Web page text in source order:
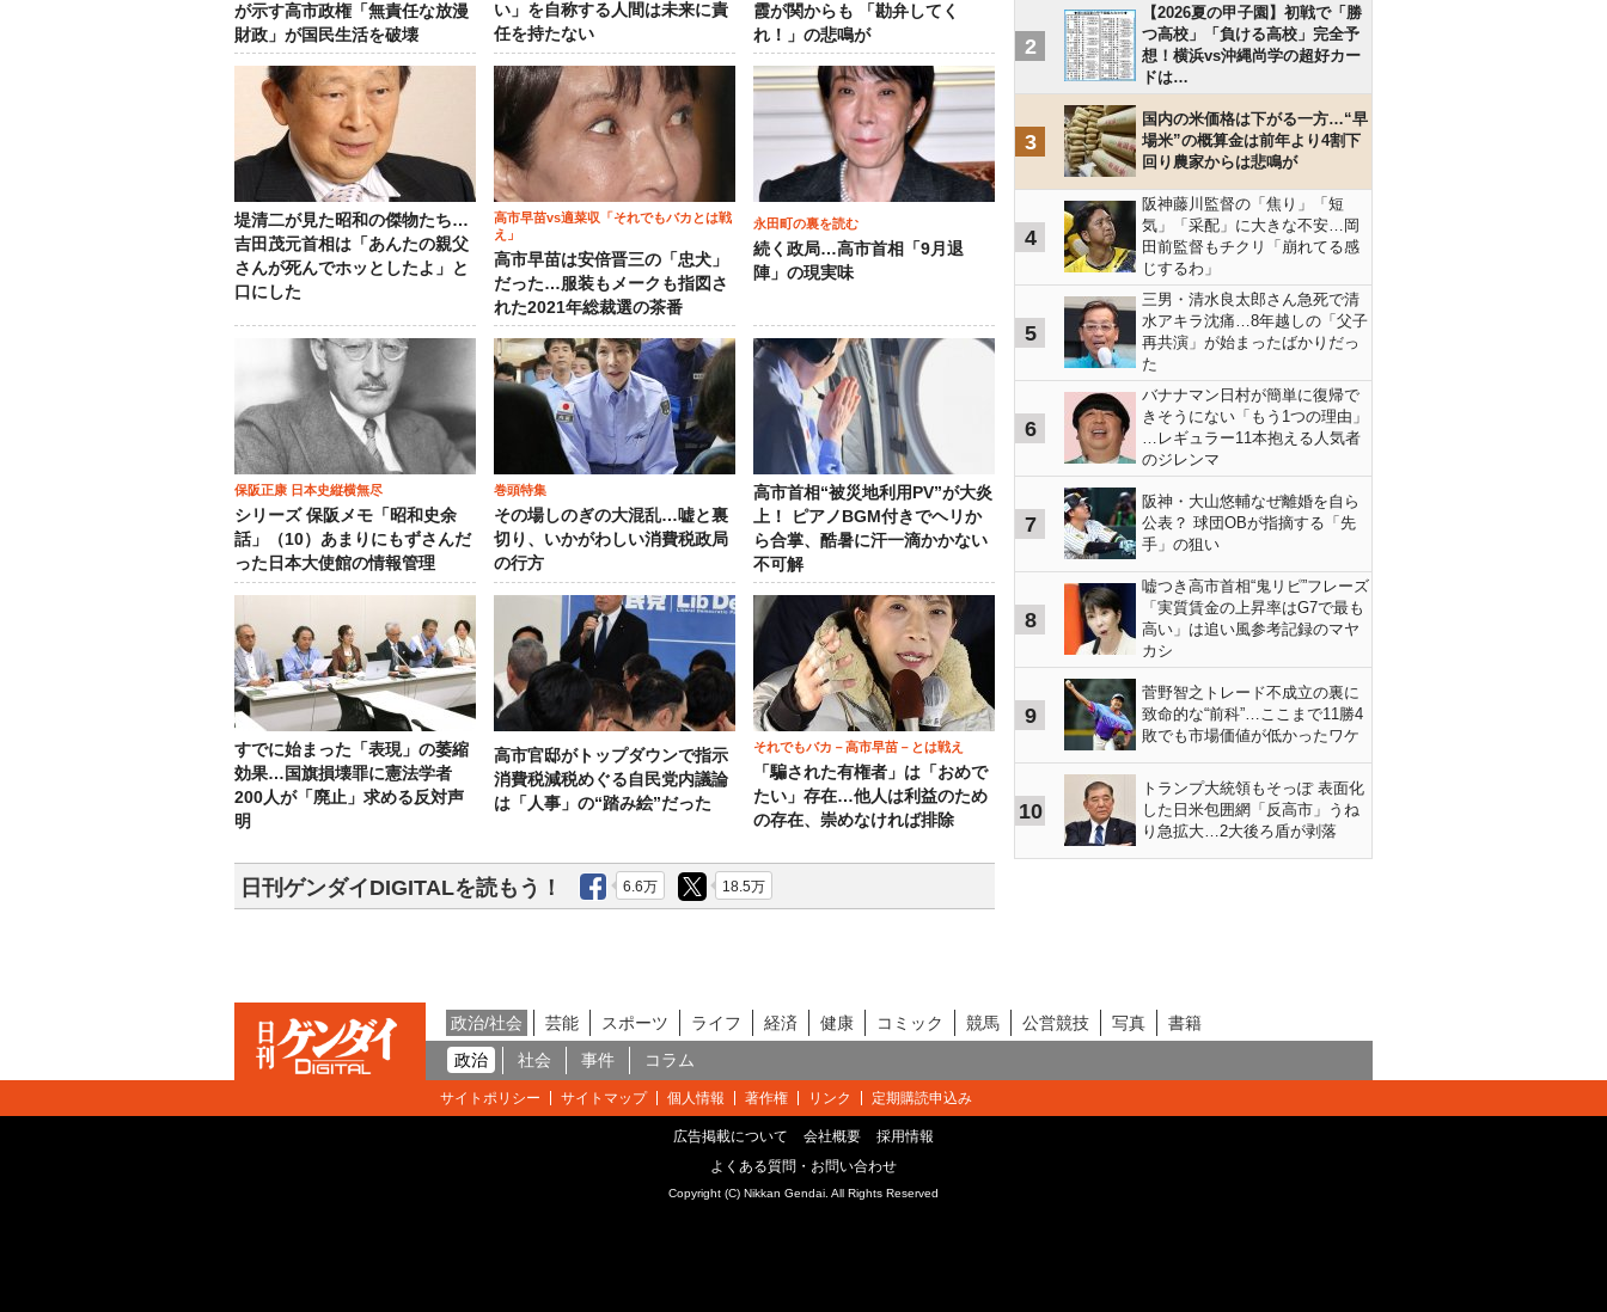
が示す高市政権「無責任な放漫
財政」が国民生活を破壊
い」を自称する人間は未来に責
任を持たない
霞が関からも 「勘弁してく
れ！」の悲鳴が
堤清二が見た昭和の傑物たち…
吉田茂元首相は「あんたの親父
さんが死んでホッとしたよ」と
口にした
高市早苗vs適菜収「それでもバカとは戦
え」
高市早苗は安倍晋三の「忠犬」
だった…服装もメークも指図さ
れた2021年総裁選の茶番
永田町の裏を読む
続く政局…高市首相「9月退
陣」の現実味
保阪正康 日本史縦横無尽
シリーズ 保阪メモ「昭和史余
話」（10）あまりにもずさんだ
った日本大使館の情報管理
巻頭特集
その場しのぎの大混乱…嘘と裏
切り、いかがわしい消費税政局
の行方
高市首相“被災地利用PV”が大炎
上！ ピアノBGM付きでヘリか
ら合掌、酷暑に汗一滴かかない
不可解
すでに始まった「表現」の萎縮
効果…国旗損壊罪に憲法学者
200人が「廃止」求める反対声
明
高市官邸がトップダウンで指示
消費税減税めぐる自民党内議論
は「人事」の“踏み絵”だった
それでもバカ－高市早苗－とは戦え
「騙された有権者」は「おめで
たい」存在…他人は利益のため
の存在、崇めなければ排除
日刊ゲンダイDIGITALを読もう！ 6.6万 18.5万
2
【2026夏の甲子園】初戦で「勝
つ高校」「負ける高校」完全予
想！横浜vs沖縄尚学の超好カー
ドは…
3
国内の米価格は下がる一方…“早
場米”の概算金は前年より4割下
回り農家からは悲鳴が
4
阪神藤川監督の「焦り」「短
気」「采配」に大きな不安…岡
田前監督もチクリ「崩れてる感
じするわ」
5
三男・清水良太郎さん急死で清
水アキラ沈痛…8年越しの「父子
再共演」が始まったばかりだっ
た
6
バナナマン日村が簡単に復帰で
きそうにない「もう1つの理由」
…レギュラー11本抱える人気者
のジレンマ
7
阪神・大山悠輔なぜ離婚を自ら
公表？ 球団OBが指摘する「先
手」の狙い
8
嘘つき高市首相“鬼リピ”フレーズ
「実質賃金の上昇率はG7で最も
高い」は追い風参考記録のマヤ
カシ
9
菅野智之トレード不成立の裏に
致命的な“前科”…ここまで11勝4
敗でも市場価値が低かったワケ
10
トランプ大統領もそっぽ 表面化
した日米包囲網「反高市」うね
り急拡大…2大後ろ盾が剥落
政治/社会 芸能 スポーツ ライフ 経済 健康 コミック 競馬 公営競技 写真
書籍
政治
社会 事件 コラム
サイトポリシー サイトマップ 個人情報 著作権 リンク 定期購読申込み
広告掲載について 会社概要
採用情報
よくある質問・お問い合わせ
Copyright (C) Nikkan Gendai. All Rights Reserved